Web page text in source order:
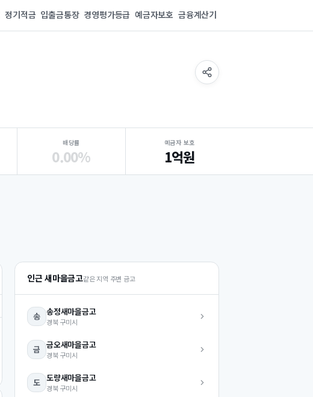
정기적금 입출금통장 경영평가등급 예금자보호 금융계산기
배당률
0.00%
예금자 보호
1억원
인근 새마을금고같은 지역 주변 금고
송 송정새마을금고
경북 구미시
금 금오새마을금고
경북 구미시
도 도량새마을금고
경북 구미시